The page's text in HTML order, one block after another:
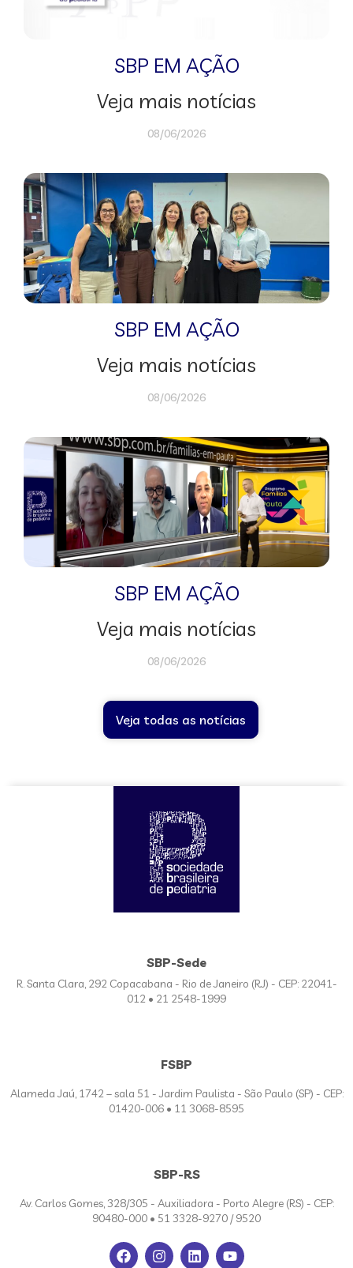
SBP EM AÇÃO
Veja mais notícias
08/06/2026
SBP EM AÇÃO
Veja mais notícias
08/06/2026
SBP EM AÇÃO
Veja mais notícias
08/06/2026
Veja todas as notícias
SBP-Sede
R. Santa Clara, 292 Copacabana - Rio de Janeiro (RJ) - CEP: 22041-
012 • 21 2548-1999
FSBP
Alameda Jaú, 1742 – sala 51 - Jardim Paulista - São Paulo (SP) - CEP:
01420-006 • 11 3068-8595
SBP-RS
Av. Carlos Gomes, 328/305 - Auxiliadora - Porto Alegre (RS) - CEP:
90480-000 • 51 3328-9270 / 9520